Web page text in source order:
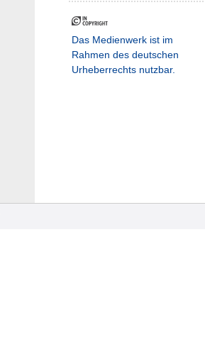
Das Medienwerk ist im
Rahmen des deutschen
Urheberrechts nutzbar.